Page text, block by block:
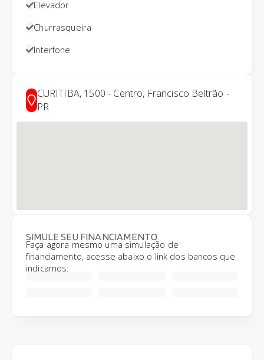
Elevador
Churrasqueira
Interfone
CURITIBA, 1500 - Centro, Francisco Beltrão -
PR
SIMULE SEU FINANCIAMENTO
Faça agora mesmo uma simulação de
financiamento, acesse abaixo o link dos bancos que
indicamos: